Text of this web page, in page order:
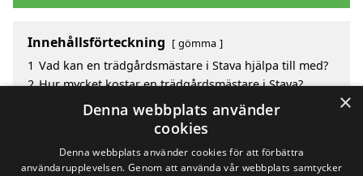
Innehållsförteckning gömma
1 Vad kan en trädgårdsmästare i Stava hjälpa till med?
2 Hur mycket kostar en trädgårdsmästare i Stava?
Fördelar med att välja trädgårdsmästare i Stava
Sök efter en skicklig trädgårdsmästare i de
omgivande städerna Stava
×
Denna webbplats använder
cookies
Denna webbplats använder cookies för att förbättra
användarupplevelsen. Genom att använda vår webbplats samtycker